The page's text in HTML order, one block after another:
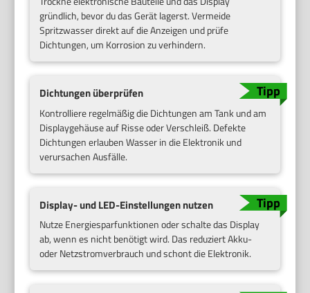
gründlich, bevor du das Gerät lagerst. Vermeide
Spritzwasser direkt auf die Anzeigen und prüfe
Dichtungen, um Korrosion zu verhindern.
Dichtungen überprüfen
Kontrolliere regelmäßig die Dichtungen am Tank und am
Displaygehäuse auf Risse oder Verschleiß. Defekte
Dichtungen erlauben Wasser in die Elektronik und
verursachen Ausfälle.
Display- und LED-Einstellungen nutzen
Nutze Energiesparfunktionen oder schalte das Display
ab, wenn es nicht benötigt wird. Das reduziert Akku-
oder Netzstromverbrauch und schont die Elektronik.